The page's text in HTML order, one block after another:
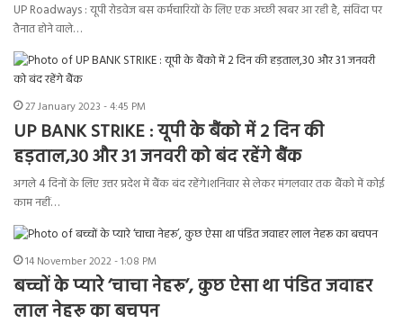
UP Roadways : यूपी रोडवेज बस कर्मचारियों के लिए एक अच्छी खबर आ रही है, संविदा पर
तैनात होने वाले…
27 January 2023 - 4:45 PM
UP BANK STRIKE : यूपी के बैंको में 2 दिन की
हड़ताल,30 और 31 जनवरी को बंद रहेंगे बैंक
अगले 4 दिनों के लिए उत्तर प्रदेश में बैंक बंद रहेंगे।शनिवार से लेकर मंगलवार तक बैंको में कोई
काम नहीं…
14 November 2022 - 1:08 PM
बच्चों के प्यारे ‘चाचा नेहरू’, कुछ ऐसा था पंडित जवाहर
लाल नेहरू का बचपन